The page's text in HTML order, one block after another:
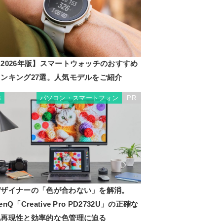
年版】スマートウォッチのおすすめ
キング27選。人気モデルをご紹介
パソコン・スマートフォン PR
イナーの「色が合わない」を解消。
「Creative Pro PD2732U」の正確な
現性と効率的な色管理に迫る